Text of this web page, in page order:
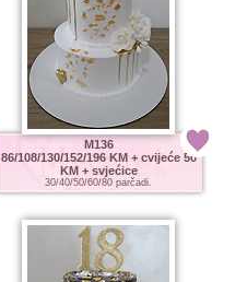
M136
86/108/130/152/196 KM+ cvijeće 50
KM + svjećice
30/40/50/60/80 parčadi.